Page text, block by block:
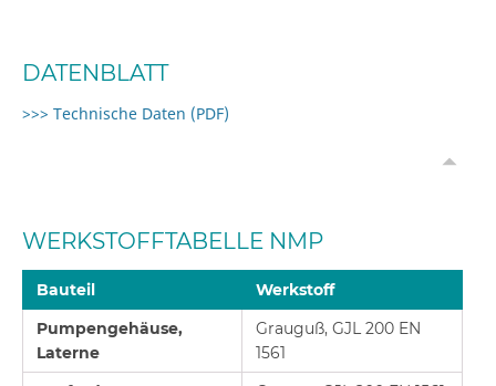
DATENBLATT
>>> Technische Daten (PDF)
WERKSTOFFTABELLE NMP
Bauteil
Werkstoff
Pumpengehäuse,
Laterne
Grauguß, GJL 200 EN
1561